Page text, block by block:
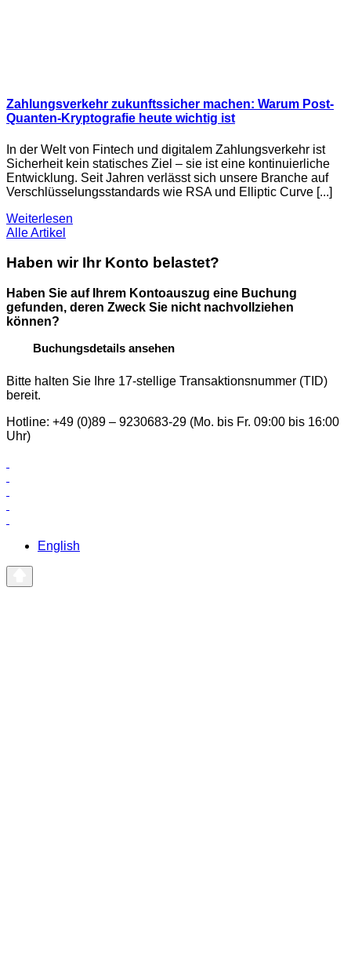
Zahlungsverkehr zukunftssicher machen: Warum Post-
Quanten-Kryptografie heute wichtig ist
In der Welt von Fintech und digitalem Zahlungsverkehr ist
Sicherheit kein statisches Ziel – sie ist eine kontinuierliche
Entwicklung. Seit Jahren verlässt sich unsere Branche auf
Verschlüsselungsstandards wie RSA und Elliptic Curve [...]
Weiterlesen
Alle Artikel
Haben wir Ihr Konto belastet?
Haben Sie auf Ihrem Kontoauszug eine Buchung
gefunden, deren Zweck Sie nicht nachvollziehen
können?
Buchungsdetails ansehen
Bitte halten Sie Ihre 17-stellige Transaktionsnummer (TID)
bereit.
Hotline: +49 (0)89 – 9230683-29 (Mo. bis Fr. 09:00 bis 16:00
Uhr)
English